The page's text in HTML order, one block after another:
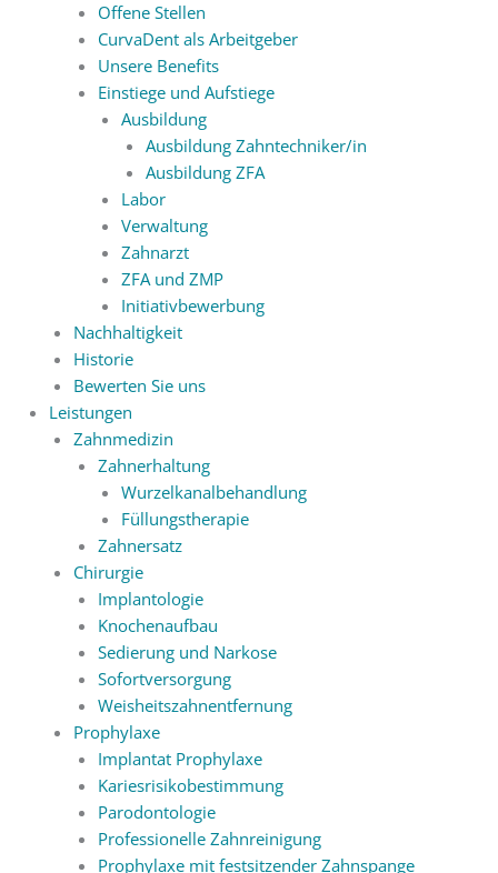
Offene Stellen
CurvaDent als Arbeitgeber
Unsere Benefits
Einstiege und Aufstiege
Ausbildung
Ausbildung Zahntechniker/in
Ausbildung ZFA
Labor
Verwaltung
Zahnarzt
ZFA und ZMP
Initiativbewerbung
Nachhaltigkeit
Historie
Bewerten Sie uns
Leistungen
Zahnmedizin
Zahnerhaltung
Wurzelkanalbehandlung
Füllungstherapie
Zahnersatz
Chirurgie
Implantologie
Knochenaufbau
Sedierung und Narkose
Sofortversorgung
Weisheitszahnentfernung
Prophylaxe
Implantat Prophylaxe
Kariesrisikobestimmung
Parodontologie
Professionelle Zahnreinigung
Prophylaxe mit festsitzender Zahnspange